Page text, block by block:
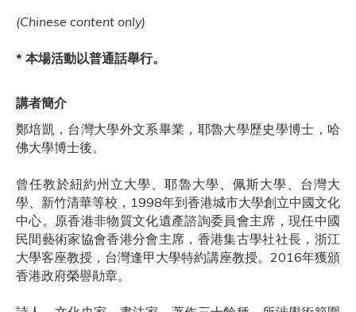
(Chinese content only)
* 本場活動以普通話舉行。
講者簡介
鄭培凱，台灣大學外文系畢業，耶魯大學歷史學博士，哈
佛大學博士後。
曾任教於紐約州立大學、耶魯大學、佩斯大學、台灣大
學、新竹清華等校，1998年到香港城市大學創立中國文化
中心。原香港非物質文化遺產諮詢委員會主席，現任中國
民間藝術家協會香港分會主席，香港集古學社社長，浙江
大學客座教授，台灣逢甲大學特約講座教授。2016年獲頒
香港政府榮譽勛章。